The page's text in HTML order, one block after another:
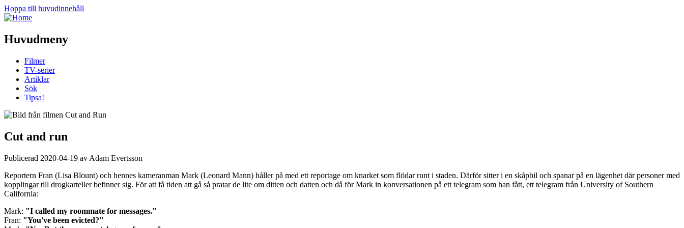
Hoppa till huvudinnehåll
Huvudmeny
Filmer
TV-serier
Artiklar
Sök
Tipsa!
Cut and run
Publicerad 2020-04-19 av Adam Evertsson
Reportern Fran (Lisa Blount) och hennes kameranman Mark (Leonard Mann) håller på med ett reportage om knarket som flödar runt i staden. Därför sitter i en skåpbil och spanar på en lägenhet där personer med
kopplingar till drogkarteller befinner sig. För att få tiden att gå så pratar de lite om ditten och datten och då för Mark in konversationen på ett telegram som han fått, ett telegram från University of Southern
California:
Mark: "I called my roommate for messages."
Fran: "You've been evicted?"